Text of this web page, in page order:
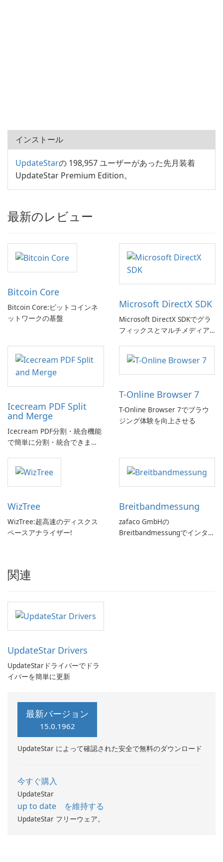
インストール
UpdateStarの 198,957 ユーザーがあった先月装着
UpdateStar Premium Edition。
最新のレビュー
Bitcoin Core
Bitcoin Core:ビットコインネ
ットワークの基盤
Microsoft DirectX SDK
Microsoft DirectX SDKでグラ
フィックスとマルチメディア
Icecream PDF Split
and Merge
Icecream PDF分割・統合機能
で簡単に分割・統合できま
T-Online Browser 7
T-Online Browser 7でブラウ
ジング体験を向上させる
WizTree
WizTree:超高速のディスクス
ペースアナライザー!
Breitbandmessung
zafaco GmbHの
Breitbandmessungでインター
関連
UpdateStar Drivers
UpdateStarドライバーでドラ
イバーを簡単に更新
最新バージョン
15.0.1962
UpdateStar によって確認された安全で無料のダウンロード
今すぐ購入
UpdateStar
up to date を維持する
UpdateStar フリーウェア。